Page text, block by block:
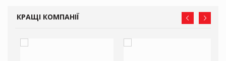
КРАЩІ КОМПАНІЇ